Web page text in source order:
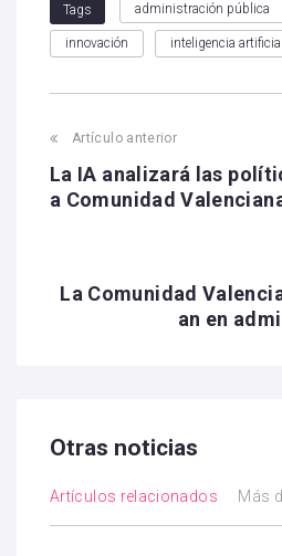
Tags administración pública
innovación inteligencia artificial
Artículo anterior
La IA analizará las
a Comunidad
La Comunidad
an en
Otras noticias
Artículos relacionados Más